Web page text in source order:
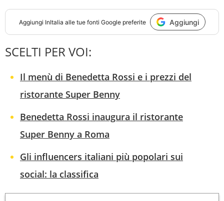
Aggiungi InItalia alle tue fonti Google preferite Aggiungi
SCELTI PER VOI:
Il menù di Benedetta Rossi e i prezzi del
ristorante Super Benny
Benedetta Rossi inaugura il ristorante
Super Benny a Roma
Gli influencers italiani più popolari sui
social: la classifica